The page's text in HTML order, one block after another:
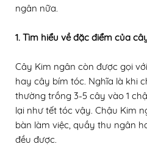
ngân nữa.
1. Tìm hiểu về đặc điểm của
Cây Kim ngân còn được gọi
hay cây bím tóc. Nghĩa là khi
thường trồng 3-5 cây vào 1
lại như tết tóc vậy. Chậu Kim
bàn làm việc, quầy thu ngân
đều được.